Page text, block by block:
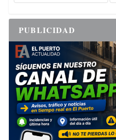
PUBLICIDAD